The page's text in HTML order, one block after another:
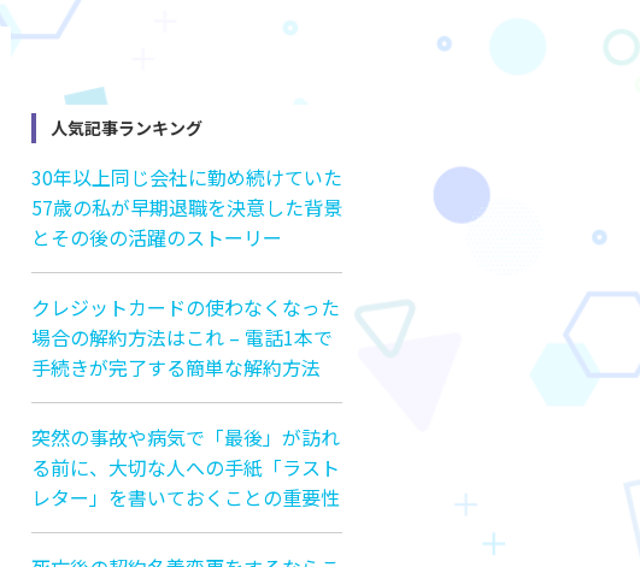
人気記事ランキング
30年以上同じ会社に勤め続けていた
57歳の私が早期退職を決意した背景
とその後の活躍のストーリー
クレジットカードの使わなくなった
場合の解約方法はこれ – 電話1本で
手続きが完了する簡単な解約方法
突然の事故や病気で「最後」が訪れ
る前に、大切な人への手紙「ラスト
レター」を書いておくことの重要性